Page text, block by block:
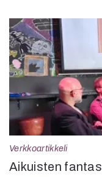
Verkkoartikkeli
Aikuisten